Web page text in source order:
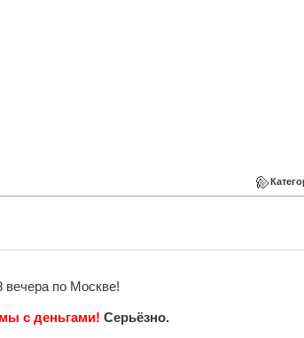
по Москве!
с деньгами! Серьёзно.